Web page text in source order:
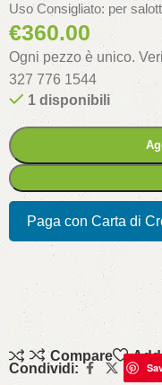
Uso Consigliato: per
€360.00
Ogni pezzo è unico.
327 776 1544
1 disponibili
Paga con Carta di
Compare
Condividi: